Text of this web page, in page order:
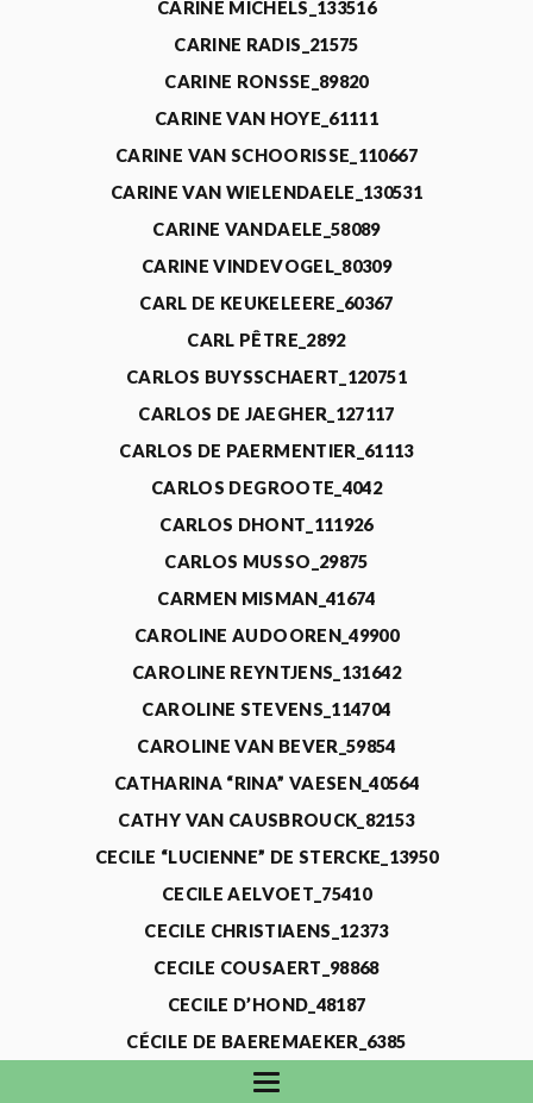
CARINE MICHELS_133516
CARINE RADIS_21575
CARINE RONSSE_89820
CARINE VAN HOYE_61111
CARINE VAN SCHOORISSE_110667
CARINE VAN WIELENDAELE_130531
CARINE VANDAELE_58089
CARINE VINDEVOGEL_80309
CARL DE KEUKELEERE_60367
CARL PÊTRE_2892
CARLOS BUYSSCHAERT_120751
CARLOS DE JAEGHER_127117
CARLOS DE PAERMENTIER_61113
CARLOS DEGROOTE_4042
CARLOS DHONT_111926
CARLOS MUSSO_29875
CARMEN MISMAN_41674
CAROLINE AUDOOREN_49900
CAROLINE REYNTJENS_131642
CAROLINE STEVENS_114704
CAROLINE VAN BEVER_59854
CATHARINA “RINA” VAESEN_40564
CATHY VAN CAUSBROUCK_82153
CECILE “LUCIENNE” DE STERCKE_13950
CECILE AELVOET_75410
CECILE CHRISTIAENS_12373
CECILE COUSAERT_98868
CECILE D’HOND_48187
CÉCILE DE BAEREMAEKER_6385
CECILE DE WAELE_4731